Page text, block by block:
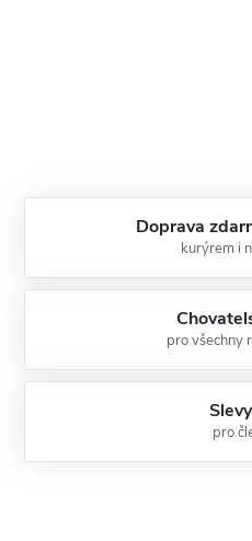
Doprava
kurýrem i
pro všechny
pro